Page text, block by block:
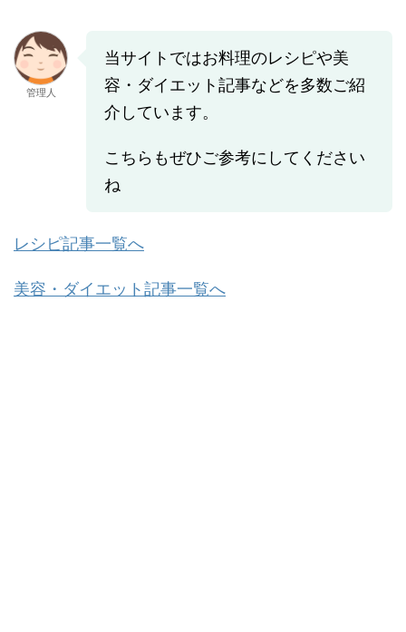
管理人
当サイトではお料理のレシピや美
容・ダイエット記事などを多数ご紹
介しています。
こちらもぜひご参考にしてください
ね
レシピ記事一覧へ
美容・ダイエット記事一覧へ